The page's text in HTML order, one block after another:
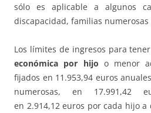
sólo es aplicable a algunos
discapacidad, familias
Los límites de ingresos para
económica por hijo o menor
fijados en 11.953,94 euros
numerosas, en 17.991,42
en 2.914,12 euros por cada hijo